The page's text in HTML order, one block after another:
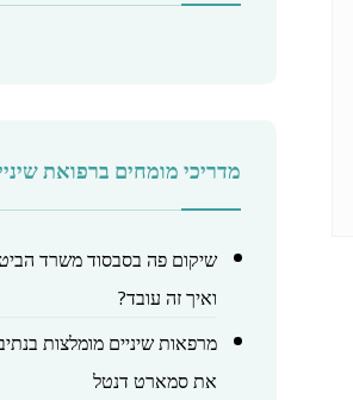
מדריכי מומחים ברפואת
שיקום פה בסבסוד משרד
ואיך זה עובד?
מרפאות שיניים מומלצות
את סמארט דנטל